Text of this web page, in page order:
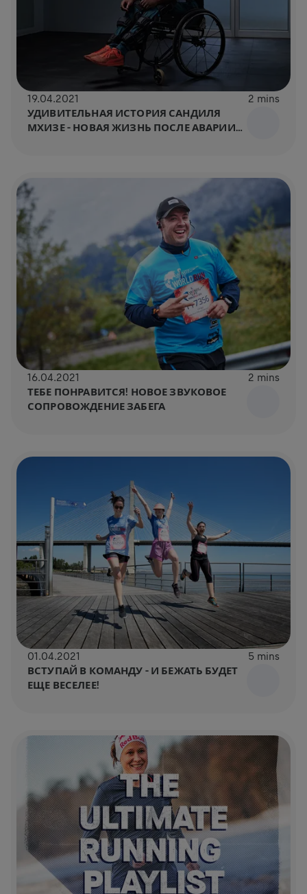
19.04.2021 2 mins
УДИВИТЕЛЬНАЯ ИСТОРИЯ САНДИЛЯ
МХИЗЕ – НОВАЯ ЖИЗНЬ ПОСЛЕ АВАРИИ
16.04.2021 2 mins
ТЕБЕ ПОНРАВИТСЯ! НОВОЕ ЗВУКОВОЕ
СОПРОВОЖДЕНИЕ ЗАБЕГА
01.04.2021 5 mins
ВСТУПАЙ В КОМАНДУ – И БЕЖАТЬ БУДЕТ
ЕЩЕ ВЕСЕЛЕЕ!